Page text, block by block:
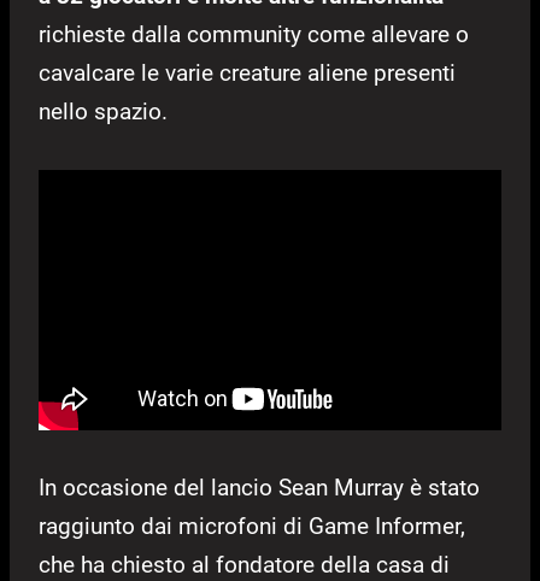
richieste dalla community come allevare o
cavalcare le varie creature aliene presenti
nello spazio.
In occasione del lancio Sean Murray è stato
raggiunto dai microfoni di Game Informer,
che ha chiesto al fondatore della casa di